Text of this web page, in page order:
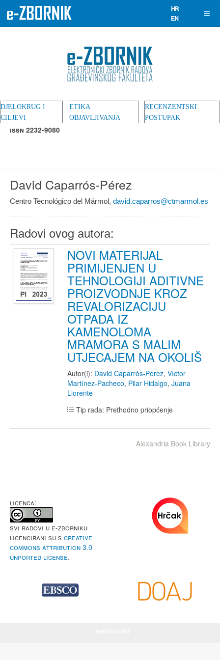
DJELOKRUG I
CILJEVI
ETIKA
OBJAVLJIVANJA
RECENZENTSKI
POSTUPAK
ISSN 2232-9080
David Caparrós-Pérez
Centro Tecnológico del Mármol, david.caparros@ctmarmol.es
Radovi ovog autora:
NOVI MATERIJAL
PRIMIJENJEN U
TEHNOLOGIJI ADITIVNE
PROIZVODNJE KROZ
REVALORIZACIJU
OTPADA IZ
KAMENOLOMA
MRAMORA S MALIM
UTJECAJEM NA OKOLIŠ
Autor(i): David Caparrós-Pérez, Víctor
Martínez-Pacheco, Pilar Hidalgo, Juana
Llorente
Tip rada: Prethodno priopćenje
Alexandria Book Library
LICENCA:
Svi radovi u e-Zborniku
licencirani su s Creative
Commons Attribution 3.0
Unported License.